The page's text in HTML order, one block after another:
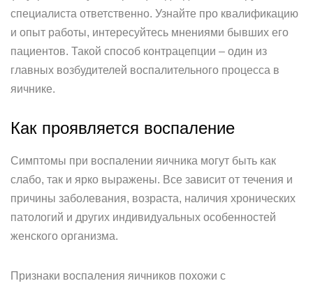
специалиста ответственно. Узнайте про квалификацию
и опыт работы, интересуйтесь мнениями бывших его
пациентов. Такой способ контрацепции – один из
главных возбудителей воспалительного процесса в
яичнике.
Как проявляется воспаление
Симптомы при воспалении яичника могут быть как
слабо, так и ярко выражены. Все зависит от течения и
причины заболевания, возраста, наличия хронических
патологий и других индивидуальных особенностей
женского организма.
Признаки воспаления яичников похожи с